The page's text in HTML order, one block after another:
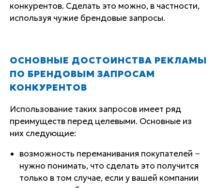
конкурентов. Сделать это можно, в частности,
используя чужие брендовые запросы.
ОСНОВНЫЕ ДОСТОИНСТВА РЕКЛАМЫ
ПО БРЕНДОВЫМ ЗАПРОСАМ
КОНКУРЕНТОВ
Использование таких запросов имеет ряд
преимуществ перед целевыми. Основные из
них следующие:
возможность переманивания покупателей −
нужно понимать, что сделать это получится
только в том случае, если у вашей компании